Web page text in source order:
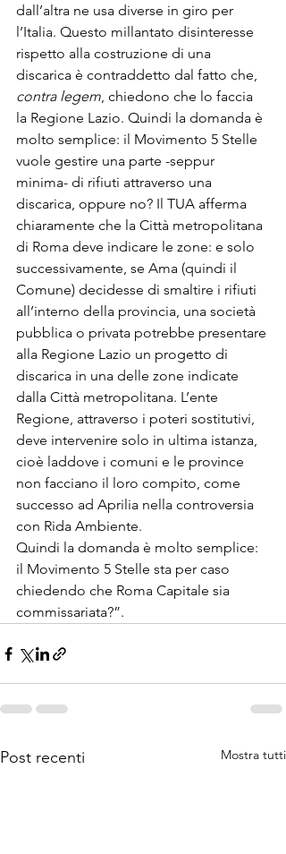
dall’altra ne usa diverse in giro per
l’Italia. Questo millantato disinteresse
rispetto alla costruzione di una
discarica è contraddetto dal fatto che,
contra legem, chiedono che lo faccia
la Regione Lazio. Quindi la domanda è
molto semplice: il Movimento 5 Stelle
vuole gestire una parte -seppur
minima- di rifiuti attraverso una
discarica, oppure no? Il TUA afferma
chiaramente che la Città metropolitana
di Roma deve indicare le zone: e solo
successivamente, se Ama (quindi il
Comune) decidesse di smaltire i rifiuti
all’interno della provincia, una società
pubblica o privata potrebbe presentare
alla Regione Lazio un progetto di
discarica in una delle zone indicate
dalla Città metropolitana. L’ente
Regione, attraverso i poteri sostitutivi,
deve intervenire solo in ultima istanza,
cioè laddove i comuni e le province
non facciano il loro compito, come
successo ad Aprilia nella controversia
con Rida Ambiente.
Quindi la domanda è molto semplice:
il Movimento 5 Stelle sta per caso
chiedendo che Roma Capitale sia
commissariata?”.
Post recenti Mostra tutti